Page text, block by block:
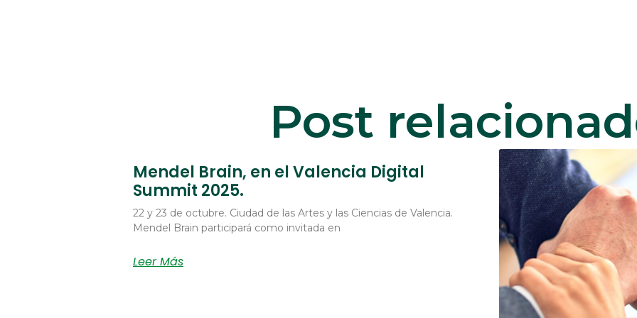
Post
Mendel Brain, en el Valencia Digital
Summit 2025.
22 y 23 de octubre. Ciudad de las Artes y las Ciencias de Valencia.
Mendel Brain participará como invitada en
Leer Más